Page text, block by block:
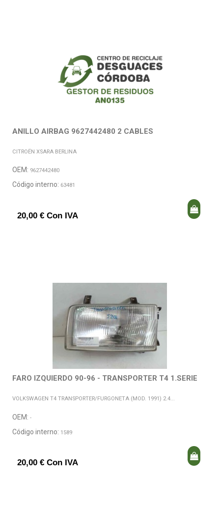
ANILLO AIRBAG 9627442480 2 CABLES
CITROËN XSARA BERLINA
OEM: 9627442480
Código interno: 63481
20,00 € Con IVA
FARO IZQUIERDO 90-96 - TRANSPORTER T4 1.SERIE
VOLKSWAGEN T4 TRANSPORTER/FURGONETA (MOD. 1991) 2.4...
OEM: -
Código interno: 1589
20,00 € Con IVA